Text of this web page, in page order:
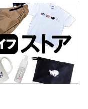
ていますので、最後まで